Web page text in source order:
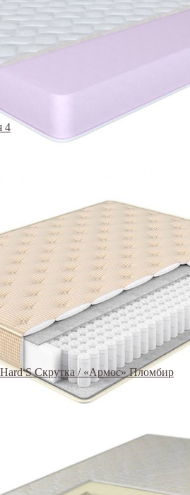
4
S Скрутка / «Армос» Пломбир